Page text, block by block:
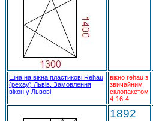
Ціна на вікна пластикові Rehau
(рехау) Львів. Замовлення
вікон у Львові
вікно rehau з
звичайним
склопакетом
4-16-4
1892